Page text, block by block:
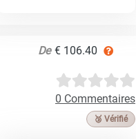
De € 106.40
0 Commentaires
🥉 Vérifié